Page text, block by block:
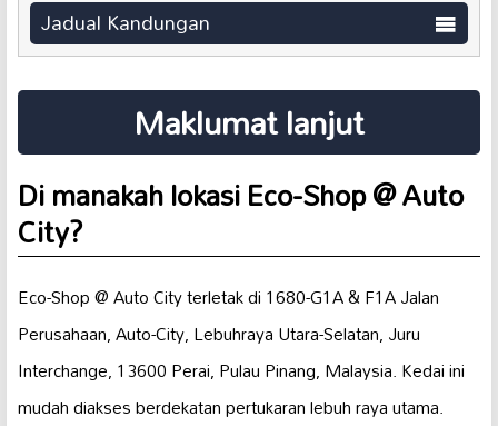
Jadual Kandungan
Maklumat lanjut
Di manakah lokasi Eco-Shop @ Auto
City?
Eco-Shop @ Auto City terletak di 1680-G1A & F1A Jalan
Perusahaan, Auto-City, Lebuhraya Utara-Selatan, Juru
Interchange, 13600 Perai, Pulau Pinang, Malaysia. Kedai ini
mudah diakses berdekatan pertukaran lebuh raya utama.